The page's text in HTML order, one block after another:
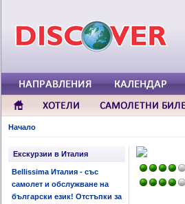
Начало
Екскурзии в Италия
Bellissima Италия - със
самолет и обслужване на
български език! Отстъпки за